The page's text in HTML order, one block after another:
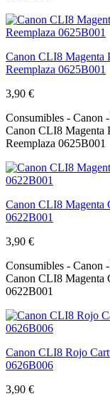
Canon CLI8 Magenta
Reemplaza 0625B001
3,90 €
Consumibles -
Canon CLI8 Magenta
Reemplaza 0625B001
Canon CLI8 Magenta
0622B001
3,90 €
Consumibles -
Canon CLI8 Magenta
0622B001
Canon CLI8 Rojo
0626B006
3,90 €